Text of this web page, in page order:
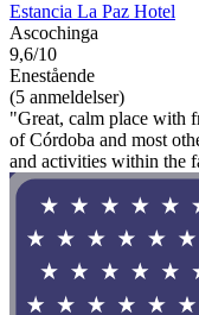
Estancia La Paz Hotel
Ascochinga
9,6/10
Enestående
(5 anmeldelser)
"Great, calm place with
of Córdoba and most
and activities within the